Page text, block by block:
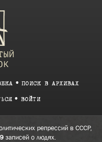
ПОИСК В АРХИВАХ
ВОЙТИ
репрессий в СССР,
записей о людях.